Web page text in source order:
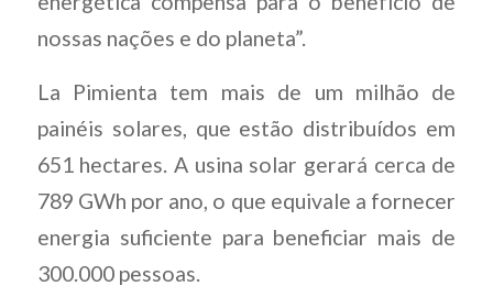
nossas nações e do planeta”.
La Pimienta tem mais de um milhão de
painéis solares, que estão distribuídos em
651 hectares. A usina solar gerará cerca de
789 GWh por ano, o que equivale a fornecer
energia suficiente para beneficiar mais de
300.000 pessoas.